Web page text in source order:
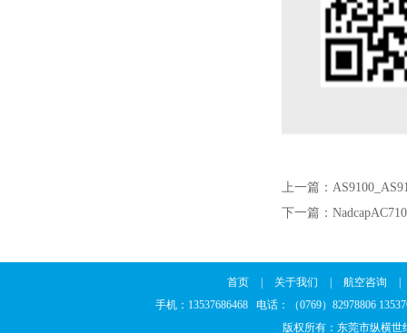
上一篇：
下一篇：
首页 关于我们 航空咨询
手机：13537686468 电话：（0769）82978806
版权所有：东莞市纵横